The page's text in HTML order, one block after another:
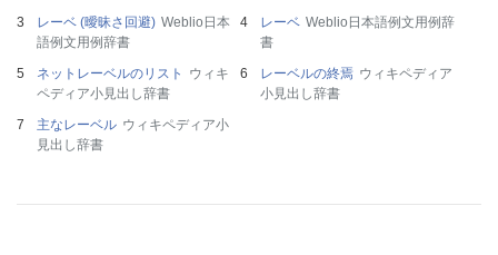
レーベ (曖昧さ回避) Weblio日本
語例文用例辞書
レーベ Weblio日本語例文用例辞
書
ネットレーベルのリスト
ウィキ
ペディア小見出し辞書
レーベルの終焉 ウィキペディア
小見出し辞書
主なレーベル ウィキペディア小
見出し辞書